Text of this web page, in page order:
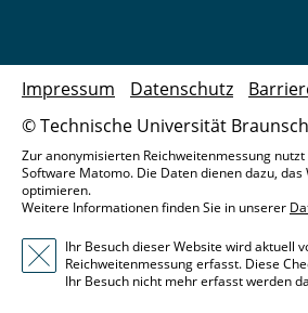
© Technische Universität
Impressum Datenschutz
Zur anonymisierten Reichweitenmessung
Software Matomo. Die Daten dienen dazu, das
optimieren.
Weitere Informationen finden Sie in unserer
Ihr Besuch dieser Website wird aktuell
Reichweitenmessung erfasst. Diese
Ihr Besuch nicht mehr erfasst werden